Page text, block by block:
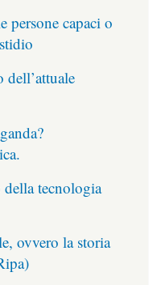
persone capaci o
della tecnologia
ovvero la storia